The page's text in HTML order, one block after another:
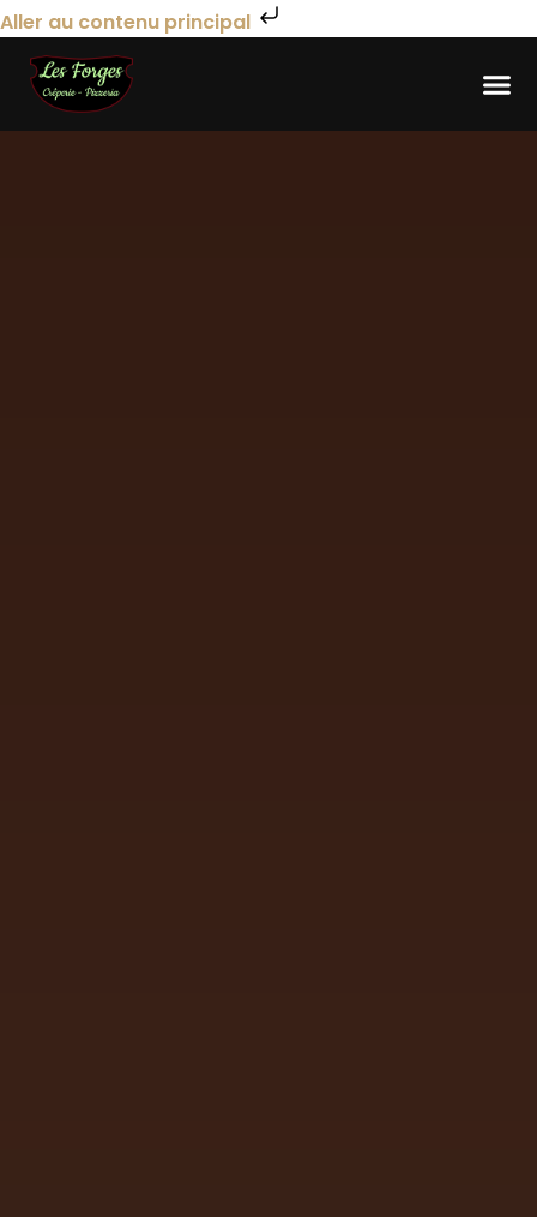
Aller au contenu principal